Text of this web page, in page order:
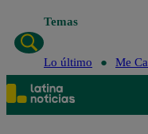
Temas
Lo último Me